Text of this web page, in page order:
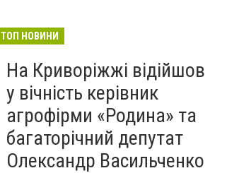
ТОП НОВИНИ
На Криворіжжі відійшов
у вічність керівник
агрофірми «Родина» та
багаторічний депутат
Олександр Васильченко